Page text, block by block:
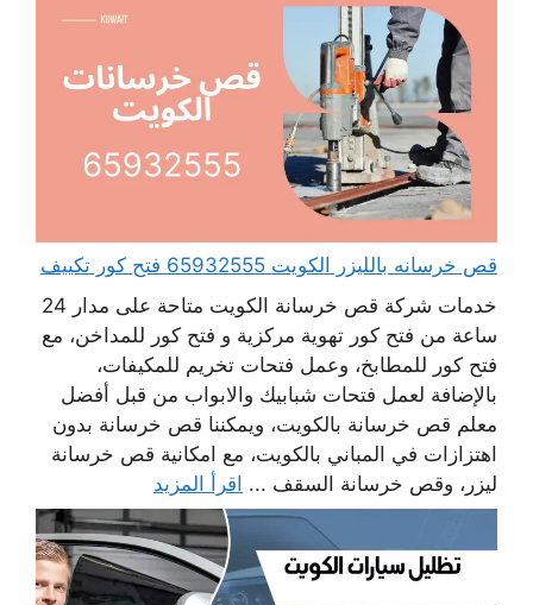
قص خرسانه بالليزر الكويت 65932555 فتح كور تكييف
خدمات شركة قص خرسانة الكويت متاحة على مدار 24
ساعة من فتح كور تهوية مركزية و فتح كور للمداخن، مع
فتح كور للمطابخ، وعمل فتحات تخريم للمكيفات،
بالإضافة لعمل فتحات شبابيك والابواب من قبل أفضل
معلم قص خرسانة بالكويت، ويمكننا قص خرسانة بدون
اهتزازات في المباني بالكويت، مع امكانية قص خرسانة
ليزر، وقص خرسانة السقف ... اقرأ المزيد